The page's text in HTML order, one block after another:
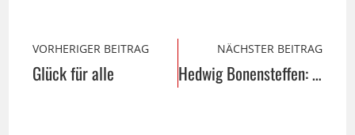
VORHERIGER BEITRAG
Glück für alle
NÄCHSTER BEITRAG
Hedwig Bonensteffen: Werbung der neuen Zeit